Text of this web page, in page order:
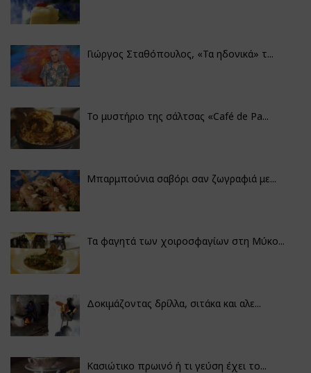
Γιώργος Σταθόπουλος, «Τα ηδονικά» τ...
Το μυστήριο της σάλτσας «Café de Pa...
Μπαρμπούνια σαβόρι σαν ζωγραφιά με...
Τα φαγητά των χοιροσφαγίων στη Μύκο...
Δοκιμάζοντας δρίλλα, σιτάκα και αλε...
Κασιώτικο πρωινό ή τι γεύση έχει το...